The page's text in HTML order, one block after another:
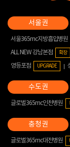
서울365mc지방흡입병원
ALL NEW 강남본점 확장
영등포점
UPGRADE
글로벌365mc인천병원
글로벌365mc대전병원